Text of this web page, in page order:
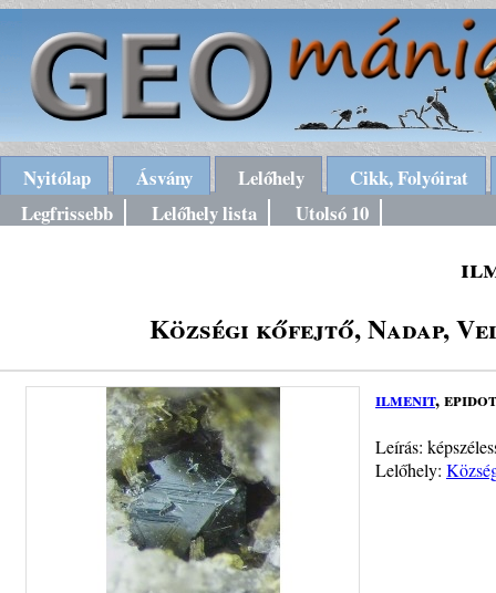
Nyitólap Ásvány Lelőhely
Cikk, Folyóirat
Legfrissebb
Lelőhely lista Utolsó 10
Községi kőfejtő, Nadap,
ilmenit,
Leírás:
Lelőhely: